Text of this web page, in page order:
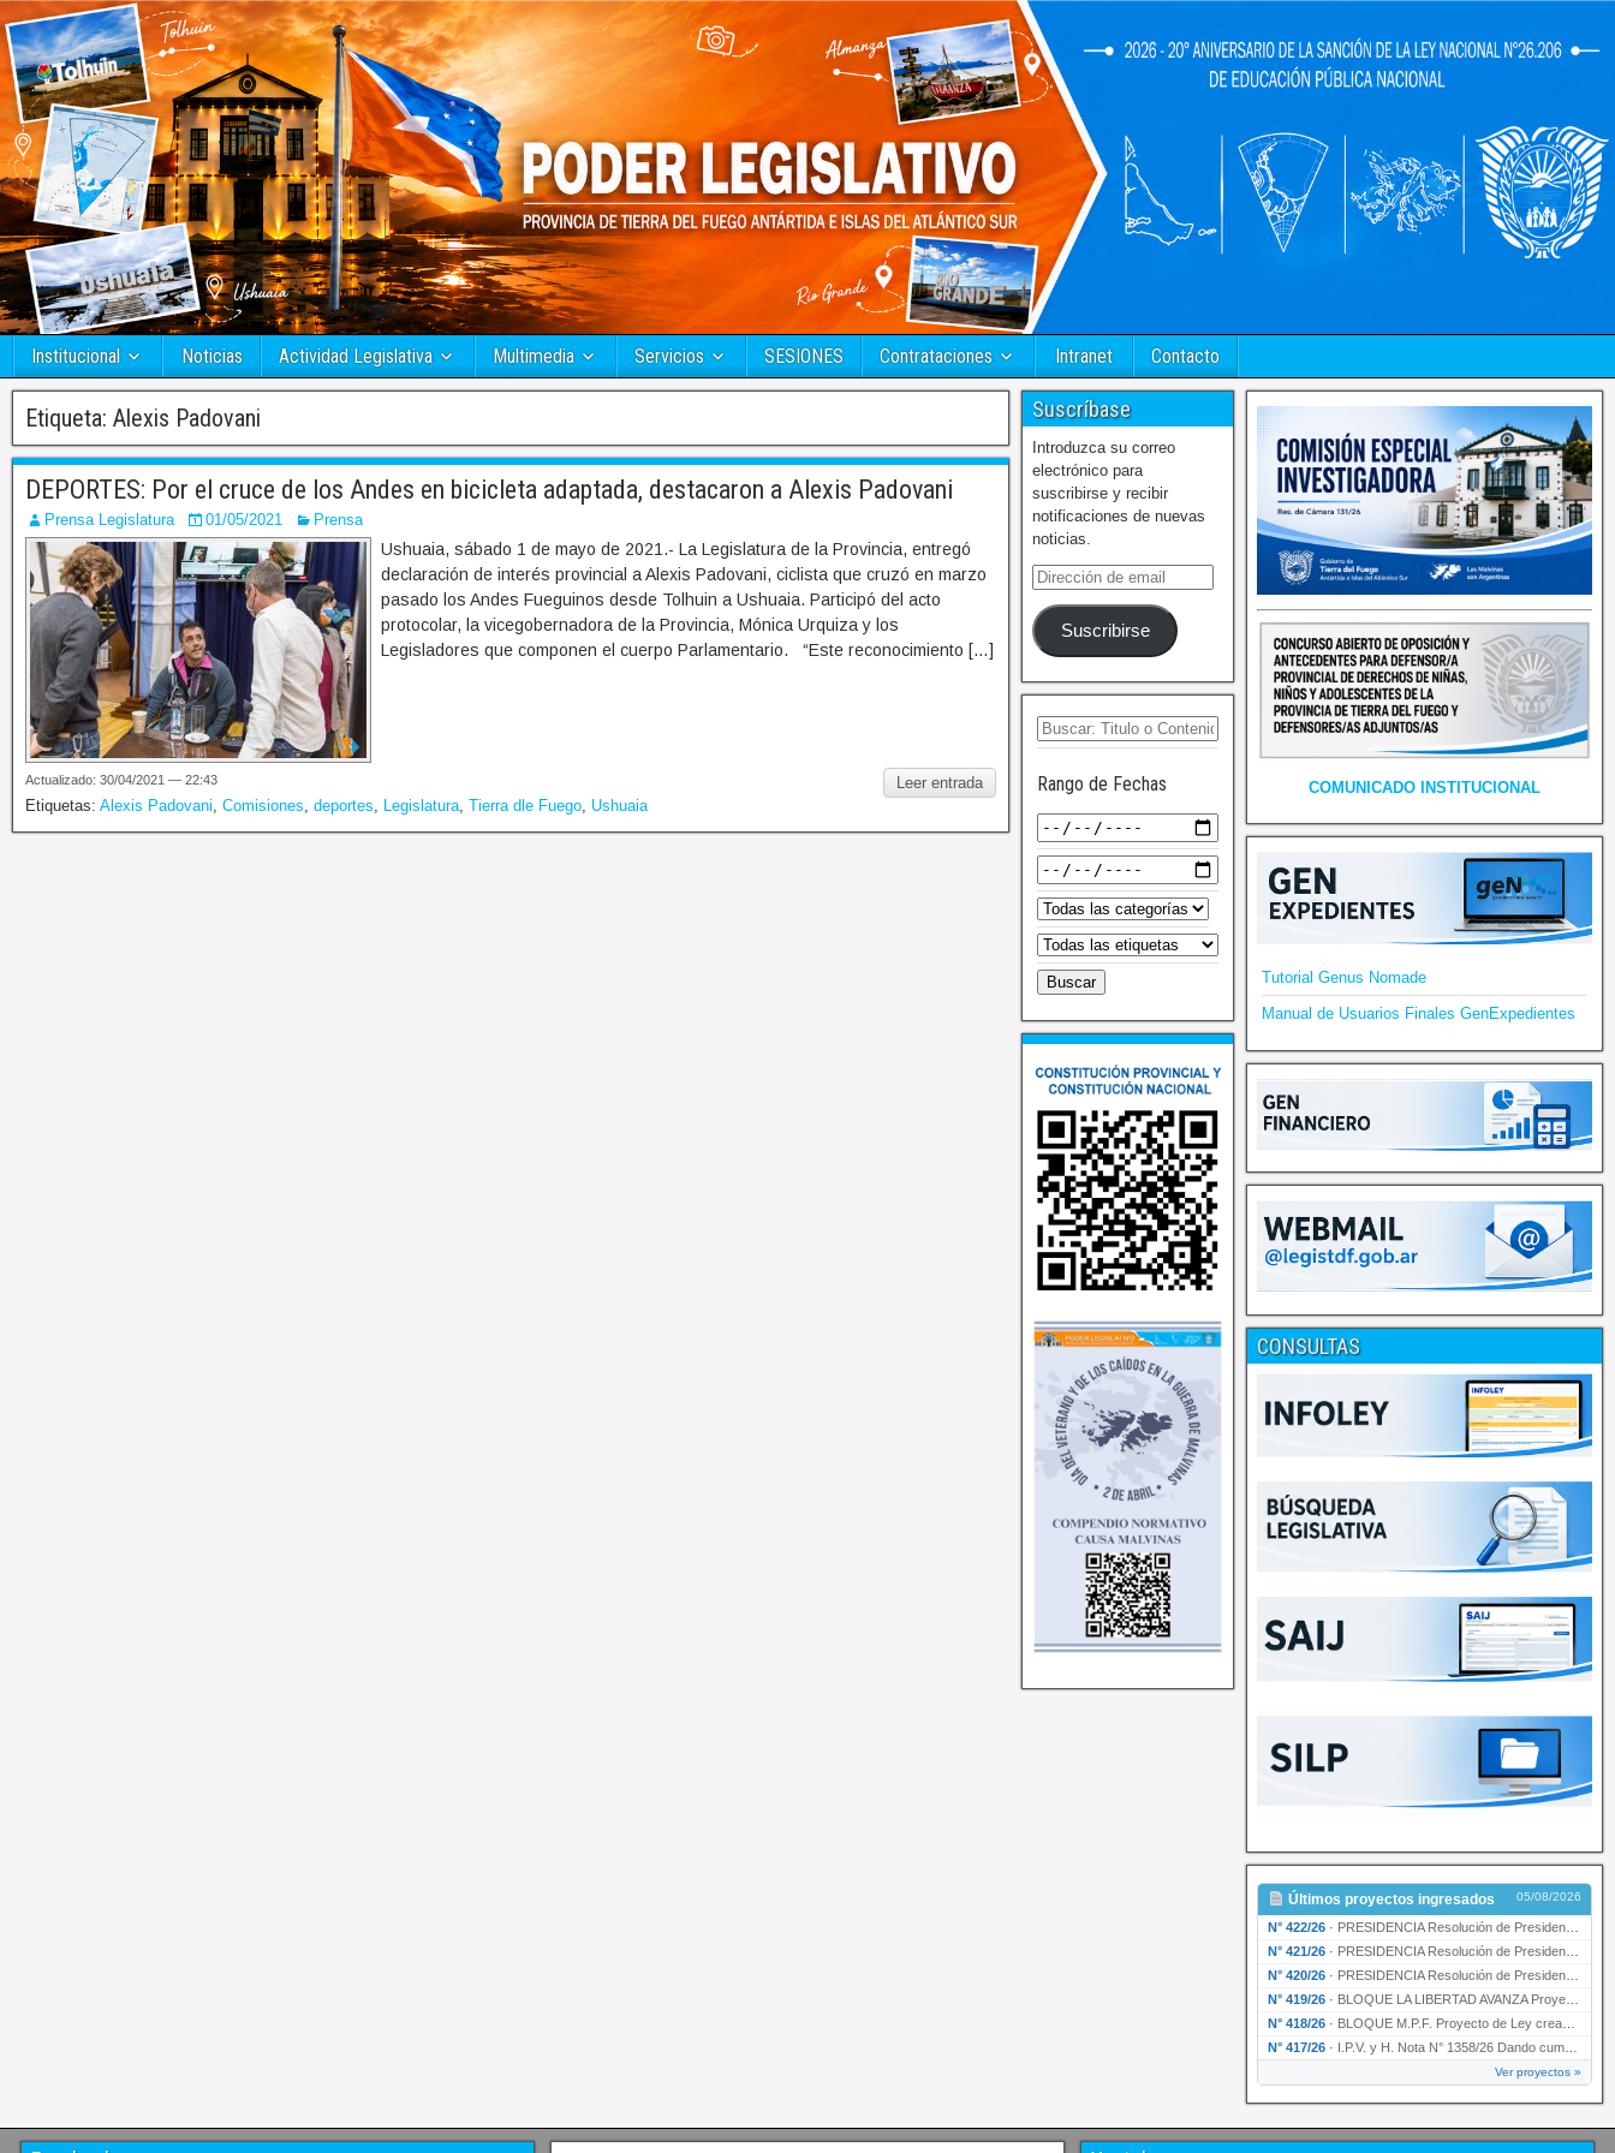
Institucional Noticias Actividad Legislativa Multimedia Servicios SESIONES Contrataciones Intranet Contacto
Etiqueta: Alexis Padovani
DEPORTES: Por el cruce de los Andes en bicicleta adaptada, destacaron a Alexis Padovani
Prensa Legislatura 01/05/2021 Prensa
Ushuaia, sábado 1 de mayo de 2021.- La Legislatura de la Provincia, entregó
declaración de interés provincial a Alexis Padovani, ciclista que cruzó en marzo
pasado los Andes Fueguinos desde Tolhuin a Ushuaia. Participó del acto
protocolar, la vicegobernadora de la Provincia, Mónica Urquiza y los
Legisladores que componen el cuerpo Parlamentario. “Este reconocimiento […]
Leer entrada
Actualizado: 30/04/2021 — 22:43
Etiquetas: Alexis Padovani, Comisiones, deportes, Legislatura, Tierra dle Fuego, Ushuaia
Suscríbase
Introduzca su correo
electrónico para
suscribirse y recibir
notificaciones de nuevas
noticias.
Suscribirse
Rango de Fechas COMUNICADO INSTITUCIONAL
Tutorial Genus Nomade
Manual de Usuarios Finales GenExpedientes
CONSULTAS
Últimos proyectos ingresados 05/08/2026
N° 422/26 · PRESIDENCIA Resolución de Presidencia N° 200/26 para su ratificación.
N° 421/26 · PRESIDENCIA Resolución de Presidencia N° 199/26 para su ratificación.
N° 420/26 · PRESIDENCIA Resolución de Presidencia N° 198/26 para su ratificación.
N° 419/26 · BLOQUE LA LIBERTAD AVANZA Proyecto de Ley declarando la esencialidad del servicio educativ…
N° 418/26 · BLOQUE M.P.F. Proyecto de Ley creando el Ente Único Regulador de servicios públicos de la …
N° 417/26 · I.P.V. y H. Nota N° 1358/26 Dando cumplimiento al artículo 29 de la Ley provincial N° 1399…
Ver proyectos »